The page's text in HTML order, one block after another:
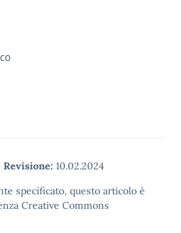
Revisione: 10.02.2024
specificato, questo articolo è
Creative Commons